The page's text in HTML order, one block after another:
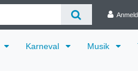
Karneval Musik